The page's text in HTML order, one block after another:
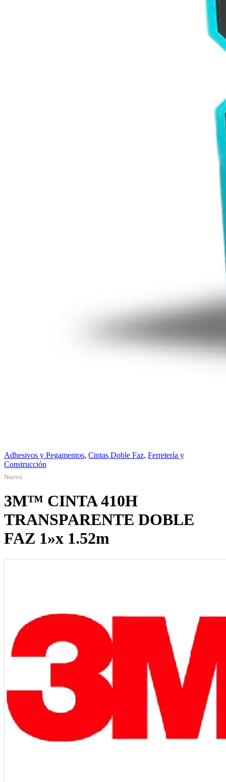
Adhesivos y Pegamentos, Cintas Doble Faz, Ferretería y
Construcción
Nuevo
3M™ CINTA 410H
TRANSPARENTE DOBLE
FAZ 1»x 1.52m